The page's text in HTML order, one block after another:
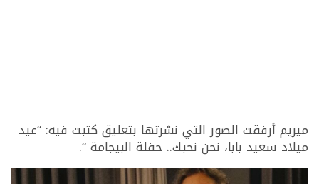
ميريم أرفقت الصور التي نشرتها بتعليق كتبت فيه: “عيد
ميلاد سعيد بابا، نحن نحبك.. حفلة البيجامة “.